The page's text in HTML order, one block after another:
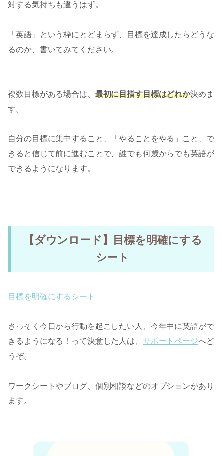
対する気持ちも違うはず。
「英語」という枠にとどまらず、目標を達成したらどうな
るのか、書いてみてください。
複数目標がある場合は、 最初に目指す目標はどれか決めま
す。
自分の目標に集中すること、「やることをやる」こと、で
きると信じて前に進むことで、誰でも何歳からでも英語が
できるようになります。
【ダウンロード】目標を明確にする
シート
目標を明確にするシート
さっそく今日から行動を起こしたい人、今年中に英語がで
きるようになる！って決意した人は、 サポートページへど
うぞ。
ワークシートやブログ、個別相談などのオプションがあり
ます。